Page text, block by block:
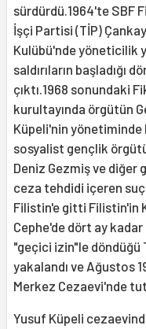
sürdürdü.1964'te SBF
İşçi Partisi (TİP)
Kulübü'nde yöneticilik
saldırıların başladığı
çıktı.1968 sonundaki
kurultayında örgütün
Küpeli'nin
sosyalist gençlik
Deniz Gezmiş ve diğer
ceza tehdidi içeren
Filistin'e gitti Filistin'in
Cephe'de dört ay
"geçici izin"le döndüğü
yakalandı ve Ağustos
Merkez Cezaevi'nde
Yusuf Küpeli